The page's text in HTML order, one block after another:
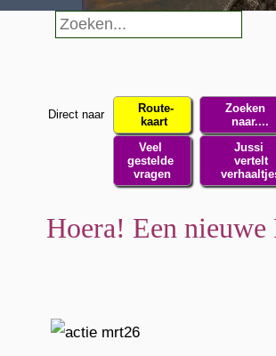
Direct naar
Route-
kaart
Zoeken
naar....
Veel
gestelde
vragen
Jussi
vertelt
Hoera! Een nieuwe